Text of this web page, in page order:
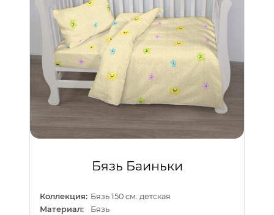
Бязь Баиньки
Коллекция: Бязь 150 см. детская
Материал:
Бязь